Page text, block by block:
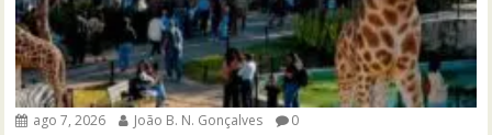
ago 7, 2026 João B. N. Gonçalves 0